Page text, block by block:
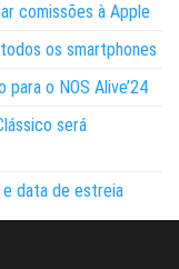
comissões à Apple
os smartphones
o NOS Alive’24
será
e data de estreia